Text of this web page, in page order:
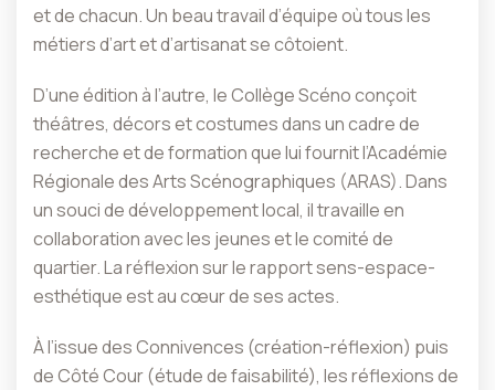
et de chacun. Un beau travail d’équipe où tous les
métiers d’art et d’artisanat se côtoient.
D’une édition à l’autre, le Collège Scéno conçoit
théâtres, décors et costumes dans un cadre de
recherche et de formation que lui fournit l’Académie
Régionale des Arts Scénographiques (ARAS). Dans
un souci de développement local, il travaille en
collaboration avec les jeunes et le comité de
quartier. La réflexion sur le rapport sens-espace-
esthétique est au cœur de ses actes.
À l’issue des Connivences (création-réflexion) puis
de Côté Cour (étude de faisabilité), les réflexions de